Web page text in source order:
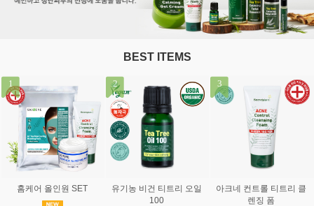
BEST ITEMS
1
홈케어 올인원 SET
2
유기농 비건 티트리 오일
100
3
아크네 컨트롤 티트리 클
렌징 폼